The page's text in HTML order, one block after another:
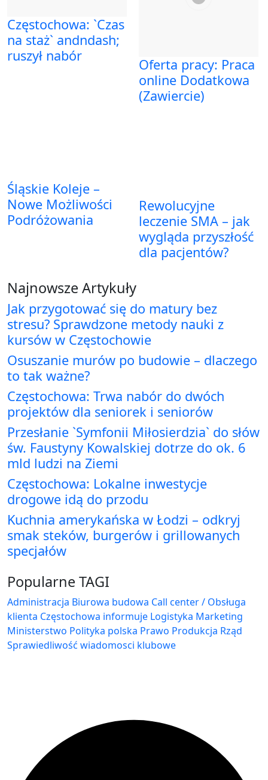
Częstochowa: `Czas
na staż` andndash;
ruszył nabór
Oferta pracy: Praca
online Dodatkowa
(Zawiercie)
Śląskie Koleje –
Nowe Możliwości
Podróżowania
Rewolucyjne
leczenie SMA – jak
wygląda przyszłość
dla pacjentów?
Najnowsze Artykuły
Jak przygotować się do matury bez
stresu? Sprawdzone metody nauki z
kursów w Częstochowie
Osuszanie murów po budowie – dlaczego
to tak ważne?
Częstochowa: Trwa nabór do dwóch
projektów dla seniorek i seniorów
Przesłanie `Symfonii Miłosierdzia` do słów
św. Faustyny Kowalskiej dotrze do ok. 6
mld ludzi na Ziemi
Częstochowa: Lokalne inwestycje
drogowe idą do przodu
Kuchnia amerykańska w Łodzi – odkryj
smak steków, burgerów i grillowanych
specjałów
Popularne TAGI
Administracja Biurowa budowa Call center / Obsługa
klienta Częstochowa informuje Logistyka Marketing
Ministerstwo Polityka polska Prawo Produkcja Rząd
Sprawiedliwość wiadomosci klubowe